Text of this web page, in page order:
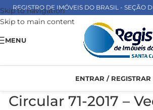
Skip to navigation
Skip to main content
REGISTRO DE IMÓVEIS DO BRASIL - SEÇÃO
MENU
ENTRAR / REGISTRAR
Circular 71-2017 –